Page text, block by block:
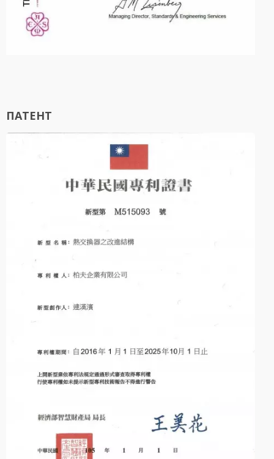
ПАТЕНТ